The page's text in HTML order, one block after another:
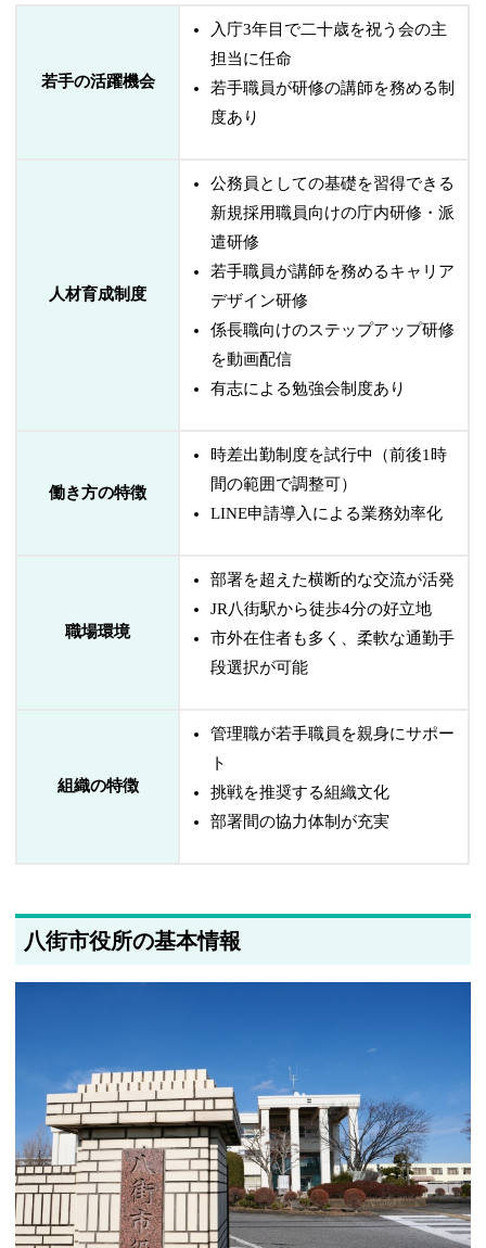
若手の活躍機会
入庁3年目で二十歳を祝う会の主
担当に任命
若手職員が研修の講師を務める制
度あり
人材育成制度
公務員としての基礎を習得できる
新規採用職員向けの庁内研修・派
遣研修
若手職員が講師を務めるキャリア
デザイン研修
係長職向けのステップアップ研修
を動画配信
有志による勉強会制度あり
働き方の特徴
時差出勤制度を試行中（前後1時
間の範囲で調整可）
LINE申請導入による業務効率化
職場環境
部署を超えた横断的な交流が活発
JR八街駅から徒歩4分の好立地
市外在住者も多く、柔軟な通勤手
段選択が可能
組織の特徴
管理職が若手職員を親身にサポー
ト
挑戦を推奨する組織文化
部署間の協力体制が充実
八街市役所の基本情報